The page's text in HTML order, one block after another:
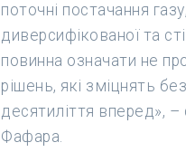
поточні постачання
диверсифікованої та
повинна означати не
рішень, які зміцнять
десятиліття вперед»,
Фафара.